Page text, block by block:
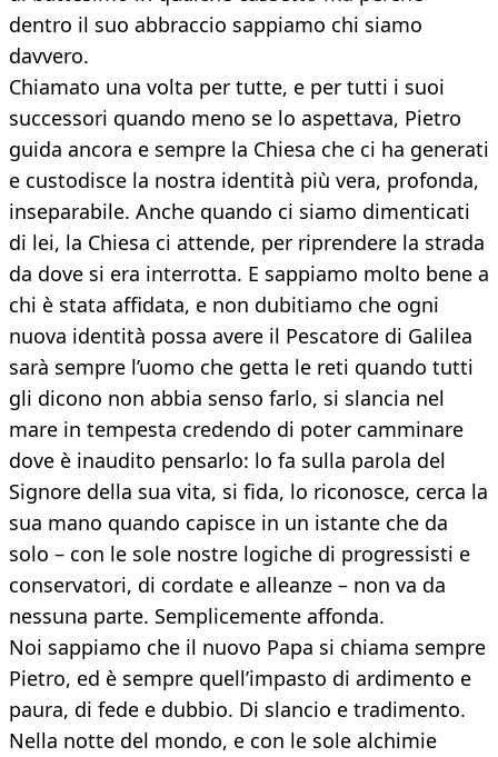
dentro il suo abbraccio sappiamo chi siamo
davvero.
Chiamato una volta per tutte, e per tutti i suoi
successori quando meno se lo aspettava, Pietro
guida ancora e sempre la Chiesa che ci ha generati
e custodisce la nostra identità più vera, profonda,
inseparabile. Anche quando ci siamo dimenticati
di lei, la Chiesa ci attende, per riprendere la strada
da dove si era interrotta. E sappiamo molto bene a
chi è stata affidata, e non dubitiamo che ogni
nuova identità possa avere il Pescatore di Galilea
sarà sempre l’uomo che getta le reti quando tutti
gli dicono non abbia senso farlo, si slancia nel
mare in tempesta credendo di poter camminare
dove è inaudito pensarlo: lo fa sulla parola del
Signore della sua vita, si fida, lo riconosce, cerca la
sua mano quando capisce in un istante che da
solo – con le sole nostre logiche di progressisti e
conservatori, di cordate e alleanze – non va da
nessuna parte. Semplicemente affonda.
Noi sappiamo che il nuovo Papa si chiama sempre
Pietro, ed è sempre quell’impasto di ardimento e
paura, di fede e dubbio. Di slancio e tradimento.
Nella notte del mondo, e con le sole alchimie